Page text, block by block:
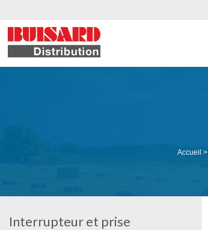
Accueil >
Interrupteur et prise